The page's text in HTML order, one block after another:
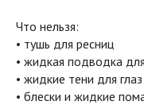
Что нельзя:
• тушь для ресниц
• жидкая подводка
• жидкие тени для глаз
• блески и жидкие